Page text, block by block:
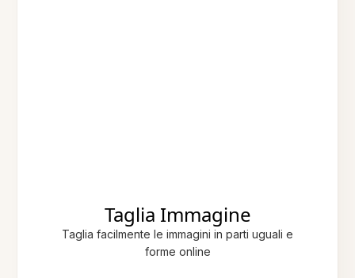
Taglia Immagine
Taglia facilmente le immagini in parti uguali e
forme online